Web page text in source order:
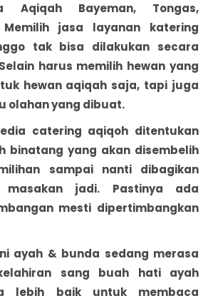
Aqiqah Bayeman, Tongas,
jasa layanan katering
tak bisa dilakukan secara
harus memilih hewan yang
hewan aqiqah saja, tapi juga
olahan yang dibuat.
catering aqiqoh ditentukan
binatang yang akan disembelih
sampai nanti dibagikan
jadi. Pastinya ada
mesti dipertimbangkan
ayah & bunda sedang merasa
sang buah hati ayah
lebih baik untuk membaca